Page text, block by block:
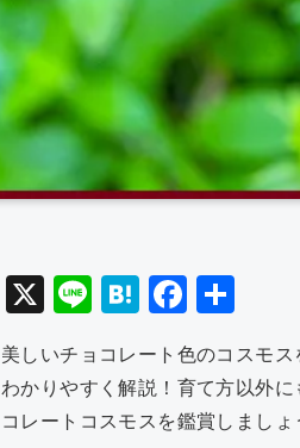
X
Li
e
H
e
n
F
c
e
美しいチョコレート色のコスモ
わかりやすく解説！育て方以外
コレートコスモスを鑑賞しましょ